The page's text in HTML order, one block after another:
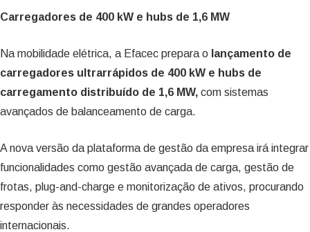
Carregadores de 400 kW e hubs de 1,6 MW
Na mobilidade elétrica, a Efacec prepara o lançamento de
carregadores ultrarrápidos de 400 kW e hubs de
carregamento distribuído de 1,6 MW, com sistemas
avançados de balanceamento de carga.
A nova versão da plataforma de gestão da empresa irá integrar
funcionalidades como gestão avançada de carga, gestão de
frotas, plug-and-charge e monitorização de ativos, procurando
responder às necessidades de grandes operadores
internacionais.